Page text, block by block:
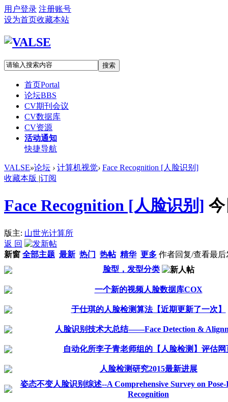
用户登录 注册账号
设为首页收藏本站
搜索
首页Portal
论坛BBS
CV期刊会议
CV数据库
CV资源
活动通知
快捷导航
VALSE»论坛 › 计算机视觉› Face Recognition [人脸识别]
收藏本版 |订阅
Face Recognition [人脸识别]
版主: 山世光计算所
返 回
新窗 全部主题 最新 热门 热帖 精华 更多 作者回复/查看最后
脸型，发型分类
一个新的视频人脸数据库COX
于仕琪的人脸检测算法【近期更新了一次】
人脸识别技术大总结——Face Detection &
自动化所李子青老师组的【人脸检测】评估网
人脸检测研究2015最新进展
姿态不变人脸识别综述--A Comprehensive Survey on
Recognition